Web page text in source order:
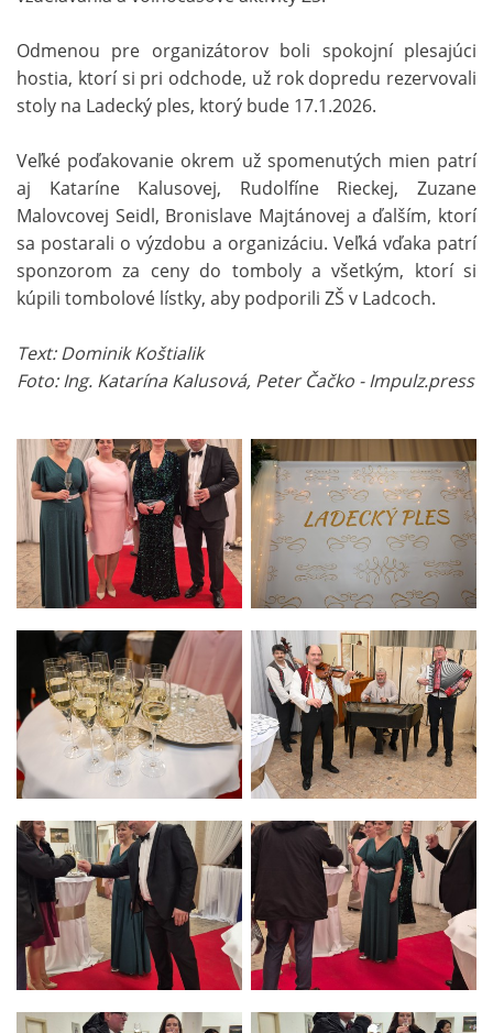
Odmenou pre organizátorov boli spokojní plesajúci
hostia, ktorí si pri odchode, už rok dopredu rezervovali
stoly na Ladecký ples, ktorý bude 17.1.2026.
Veľké poďakovanie okrem už spomenutých mien patrí
aj Kataríne Kalusovej, Rudolfíne Rieckej, Zuzane
Malovcovej Seidl, Bronislave Majtánovej a ďalším, ktorí
sa postarali o výzdobu a organizáciu. Veľká vďaka patrí
sponzorom za ceny do tomboly a všetkým, ktorí si
kúpili tombolové lístky, aby podporili ZŠ v Ladcoch.
Text: Dominik Koštialik
Foto: Ing. Katarína Kalusová, Peter Čačko - Impulz.press